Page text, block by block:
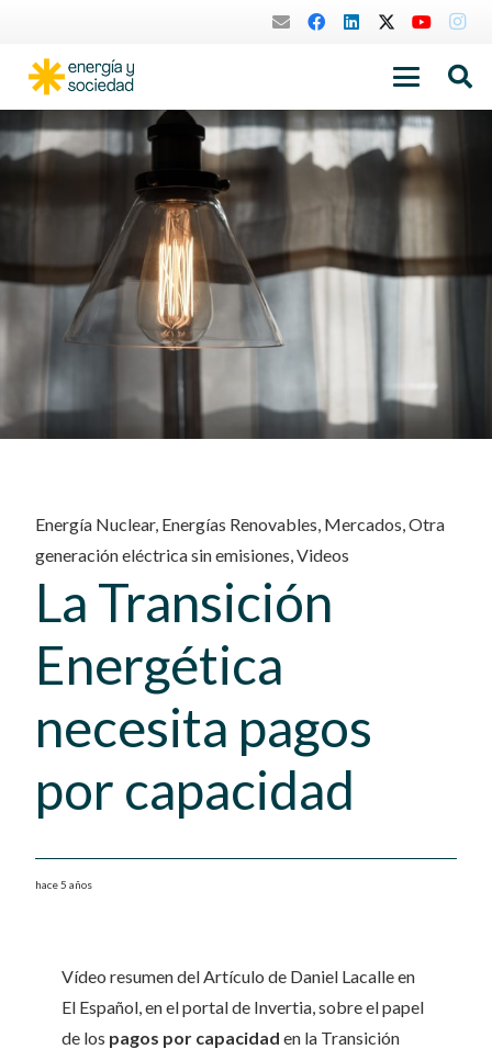
Energía Nuclear, Energías Renovables, Mercados,Otra
generación eléctrica sin emisiones,Videos
La Transición
Energética
necesita pagos
por capacidad
hace 5 años
Vídeo resumen del Artículo de Daniel Lacalle en
El Español, en el portal de Invertia, sobre el papel
de los pagos por capacidad en la Transición